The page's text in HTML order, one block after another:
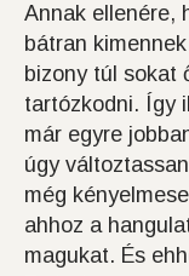
Annak ellenére,
bátran
bizony túl sokat
tartózkodni. Így
már egyre
úgy
még
ahhoz a
magukat. És